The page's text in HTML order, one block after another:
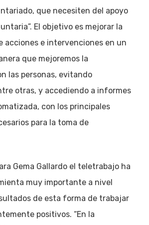
que necesiten del apoyo
El objetivo es mejorar la
acciones e intervenciones en un
que mejoremos la
las personas, evitando
otras, y accediendo a informes
con los principales
para la toma de
Gema Gallardo el teletrabajo ha
muy importante a nivel
de esta forma de trabajar
positivos. “En la